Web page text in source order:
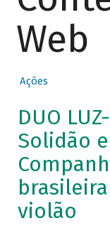
Web
Ações
DUO
Solidão
violão